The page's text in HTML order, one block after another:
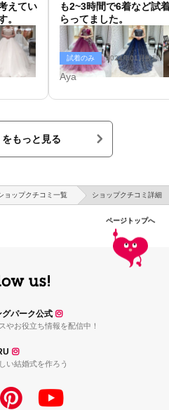
えてい
。
も2~3時間で6着など試
らってました。
試着のみ 2024年01月投稿
Aya
もっと見る
ョップクチコミ一覧 ショップクチコミ詳細
ページトップへ
グパーク公式
やお役立ち情報を配信中！
い結婚式を作ろう